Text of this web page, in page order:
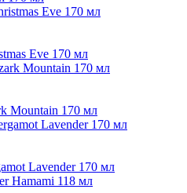
Eve 170 мл
Mountain 170 мл
Lavender 170 мл